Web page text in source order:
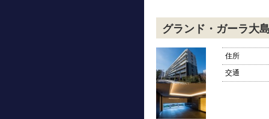
グランド・ガーラ大
住所
交通